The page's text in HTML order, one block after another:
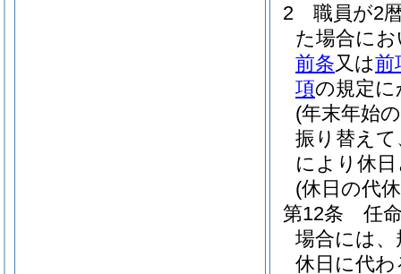
2
職員が2
た場合に
前条又は前
項の規定
(年末年始
振り替え
により休
(休日の代
第12条
任
場合には
休日に代わ